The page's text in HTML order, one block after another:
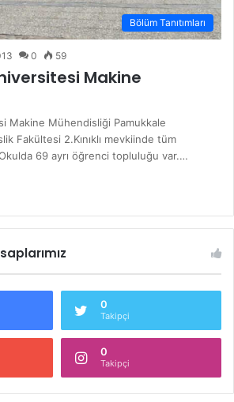
Bölüm Tanıtımları
0 59
Makine
Makine Mühendisliği Pamukkale
Fakültesi 2.Kınıklı mevkiinde tüm
69 ayrı öğrenci topluluğu var.…
0
Takipçi
0
Takipçi